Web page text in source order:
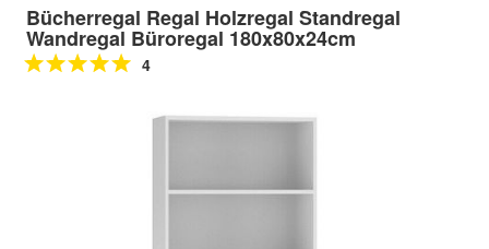
Bücherregal Regal Holzregal Standregal
Wandregal Büroregal 180x80x24cm
4